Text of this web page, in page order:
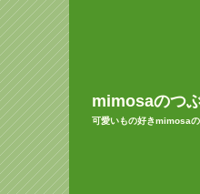
mimosaのつ
可愛いもの好きmimosa